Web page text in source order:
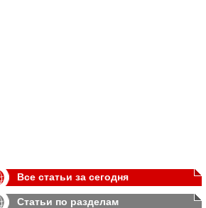
Все статьи за сегодня
Статьи по разделам